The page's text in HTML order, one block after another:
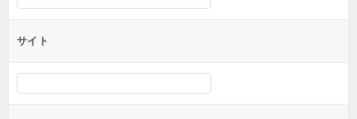
サイト